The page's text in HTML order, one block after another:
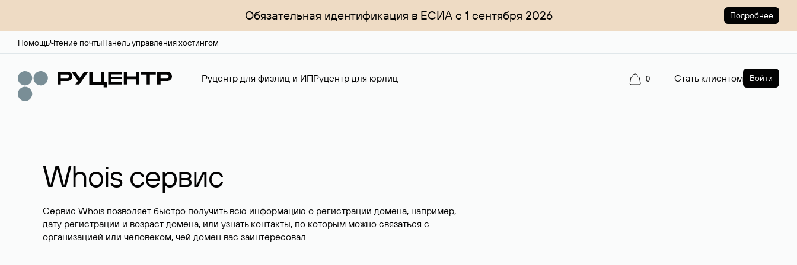
Обязательная идентификация в ЕСИА с 1 сентября 2026 Подробнее
ПомощьЧтение почтыПанель управления хостингом
Руцентр для физлиц и ИПРуцентр для юрлиц 0 Стать клиентом Войти
Whois сервис
Сервис Whois позволяет быстро получить всю информацию о регистрации домена, например,
дату регистрации и возраст домена, или узнать контакты, по которым можно связаться с
организацией или человеком, чей домен вас заинтересовал.